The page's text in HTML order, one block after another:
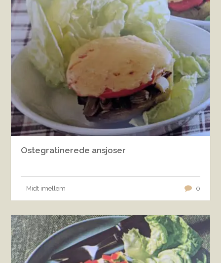
Ostegratinerede ansjoser
Midt imellem 0